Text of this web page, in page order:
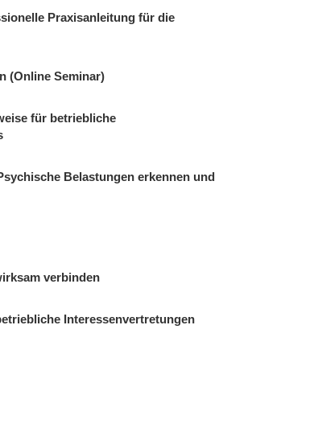
Praxisanleitung für die
(Online Seminar)
für betriebliche
Belastungen erkennen und
verbinden
Interessenvertretungen